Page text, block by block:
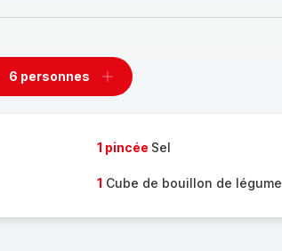
6 personnes
Ajouter
1 pincée Sel
1 Cube de bouillon de légume